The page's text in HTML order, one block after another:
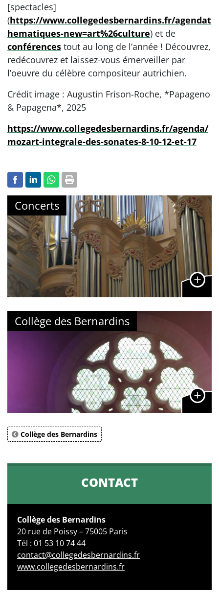
[spectacles]
(https://www.collegedesbernardins.fr/agendat
hematiques-new=art%26culture) et de
conférences tout au long de l’année ! Découvrez,
redécouvrez et laissez-vous émerveiller par
l’oeuvre du célèbre compositeur autrichien.
Crédit image : Augustin Frison-Roche, *Papageno
& Papagena*, 2025
https://www.collegedesbernardins.fr/agenda/
mozart-integrale-des-sonates-8-10-12-et-17
Concerts
Collège des Bernardins
Collège des Bernardins
CONTACT
Collège des Bernardins
20 rue de Poissy – 75005 Paris
Tél : 01 53 10 74 44
contact@collegedesbernardins.fr
www.collegedesbernardins.fr